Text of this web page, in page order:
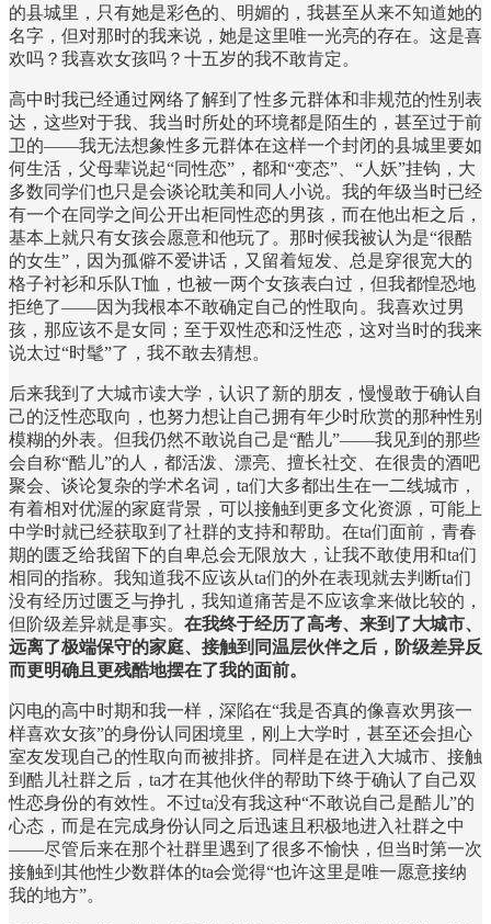
的县城里，只有她是彩色的、明媚的，我甚至从来不知道她的
名字，但对那时的我来说，她是这里唯一光亮的存在。这是喜
欢吗？我喜欢女孩吗？十五岁的我不敢肯定。
高中时我已经通过网络了解到了性多元群体和非规范的性别表
达，这些对于我、我当时所处的环境都是陌生的，甚至过于前
卫的——我无法想象性多元群体在这样一个封闭的县城里要如
何生活，父母辈说起“同性恋”，都和“变态”、“人妖”挂钩，大
多数同学们也只是会谈论耽美和同人小说。我的年级当时已经
有一个在同学之间公开出柜同性恋的男孩，而在他出柜之后，
基本上就只有女孩会愿意和他玩了。那时候我被认为是“很酷
的女生”，因为孤僻不爱讲话，又留着短发、总是穿很宽大的
格子衬衫和乐队T恤，也被一两个女孩表白过，但我都惶恐地
拒绝了——因为我根本不敢确定自己的性取向。我喜欢过男
孩，那应该不是女同；至于双性恋和泛性恋，这对当时的我来
说太过“时髦”了，我不敢去猜想。
后来我到了大城市读大学，认识了新的朋友，慢慢敢于确认自
己的泛性恋取向，也努力想让自己拥有年少时欣赏的那种性别
模糊的外表。但我仍然不敢说自己是“酷儿”——我见到的那些
会自称“酷儿”的人，都活泼、漂亮、擅长社交、在很贵的酒吧
聚会、谈论复杂的学术名词，ta们大多都出生在一二线城市，
有着相对优渥的家庭背景，可以接触到更多文化资源，可能上
中学时就已经获取到了社群的支持和帮助。在ta们面前，青春
期的匮乏给我留下的自卑总会无限放大，让我不敢使用和ta们
相同的指称。我知道我不应该从ta们的外在表现就去判断ta们
没有经历过匮乏与挣扎，我知道痛苦是不应该拿来做比较的，
但阶级差异就是事实。 在我终于经历了高考、来到了大城市、
远离了极端保守的家庭、接触到同温层伙伴之后，阶级差异反
而更明确且更残酷地摆在了我的面前。
闪电的高中时期和我一样，深陷在“我是否真的像喜欢男孩一
样喜欢女孩”的身份认同困境里，刚上大学时，甚至还会担心
室友发现自己的性取向而被排挤。同样是在进入大城市、接触
到酷儿社群之后，ta才在其他伙伴的帮助下终于确认了自己双
性恋身份的有效性。不过ta没有我这种“不敢说自己是酷儿”的
心态，而是在完成身份认同之后迅速且积极地进入社群之中
——尽管后来在那个社群里遇到了很多不愉快，但当时第一次
接触到其他性少数群体的ta会觉得“也许这里是唯一愿意接纳
我的地方”。